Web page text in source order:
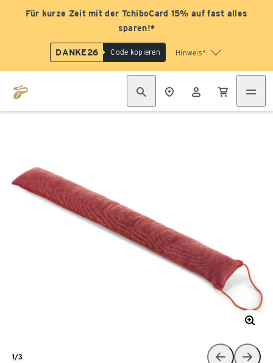
Für kurze Zeit mit der TchiboCard 15% auf fast alles
sparen!*
DANKE26 Code kopieren Hinweis*
1/3